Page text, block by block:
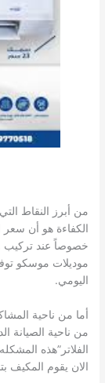
من أبرز النقاط
الكفاءة هو أن
خصوصاً عند تركيب
موديلات موسكو
اليومي.
أما من ناحية
من ناحية الصيانة
الفلاتر”هذه
الان يقوم